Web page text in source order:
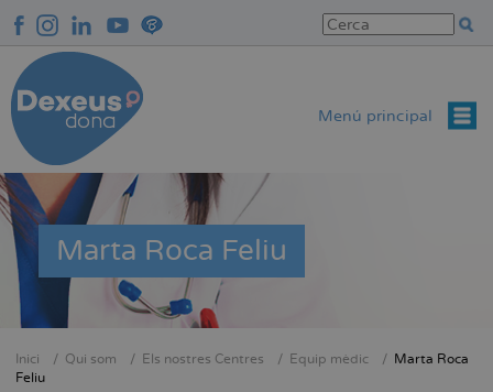
contingut
Menú principal
Marta Roca Feliu
Fil
Inici Qui som Els nostres Centres Equip mèdic
Marta Roca
Feliu